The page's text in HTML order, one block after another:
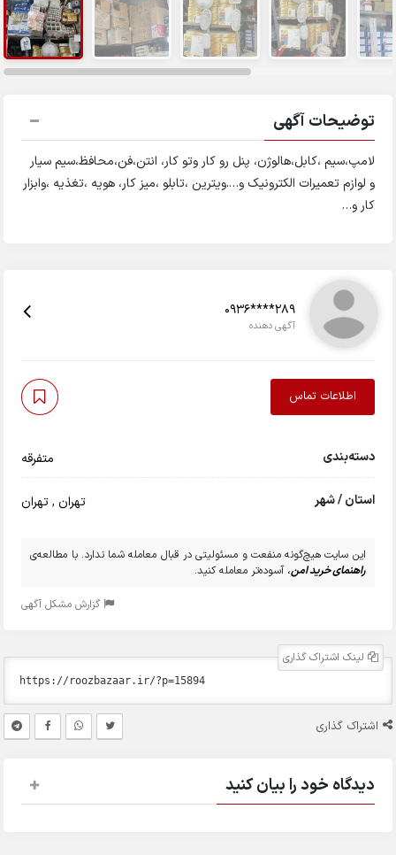
توضیحات آگهی
لامپ،سیم ،کابل،هالوژن، پنل رو کار وتو کار، انتن،فن،محافظ،سیم سیار
و لوازم تعمیرات الکترونیک و….ویترین ،تابلو ،میز کار، هویه ،تغذیه ،وابزار
کار و…
0936****289
آگهی دهنده
اطلاعات تماس
دسته‌بندی متفرقه
استان / شهر تهران,تهران
این سایت هیچ‌گونه منفعت و مسئولیتی در قبال معامله شما ندارد. با مطالعه‌ی
راهنمای خرید امن، آسوده‌تر معامله کنید.
گزارش مشکل آگهی
لینک اشتراک گذاری
اشتراک گذاری
دیدگاه خود را بیان کنید